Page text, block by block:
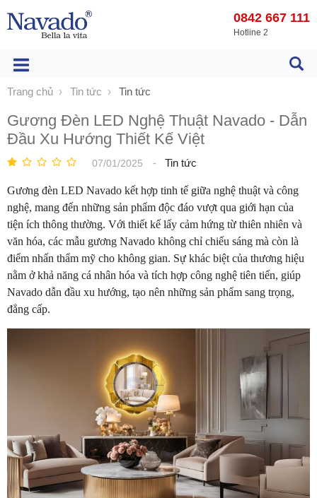
0842 667 111
Hotline 2
Trang chủ Tin tức Tin tức
Gương Đèn LED Nghệ Thuật Navado - Dẫn
Đầu Xu Hướng Thiết Kế Việt
07/01/2025 - Tin tức
Gương đèn LED Navado kết hợp tinh tế giữa nghệ thuật và công
nghệ, mang đến những sản phẩm độc đáo vượt qua giới hạn của
tiện ích thông thường. Với thiết kế lấy cảm hứng từ thiên nhiên và
văn hóa, các mẫu gương Navado không chỉ chiếu sáng mà còn là
điểm nhấn thẩm mỹ cho không gian. Sự khác biệt của thương hiệu
nằm ở khả năng cá nhân hóa và tích hợp công nghệ tiên tiến, giúp
Navado dẫn đầu xu hướng, tạo nên những sản phẩm sang trọng,
đẳng cấp.